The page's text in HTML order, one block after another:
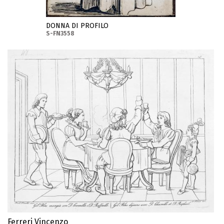
DONNA DI PROFILO
S-FN3558
Ferreri Vincenzo